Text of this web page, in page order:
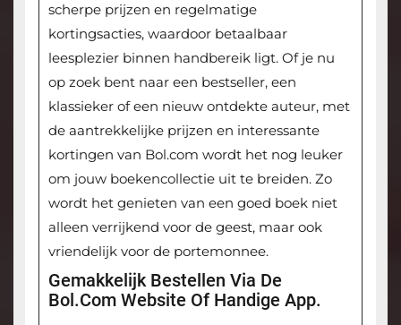
scherpe prijzen en regelmatige
kortingsacties, waardoor betaalbaar
leesplezier binnen handbereik ligt. Of je nu
op zoek bent naar een bestseller, een
klassieker of een nieuw ontdekte auteur, met
de aantrekkelijke prijzen en interessante
kortingen van Bol.com wordt het nog leuker
om jouw boekencollectie uit te breiden. Zo
wordt het genieten van een goed boek niet
alleen verrijkend voor de geest, maar ook
vriendelijk voor de portemonnee.
Gemakkelijk Bestellen Via De
Bol.com Website Of Handige App.